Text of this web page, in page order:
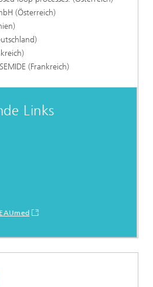
(Österreich)
(Frankreich)
Links